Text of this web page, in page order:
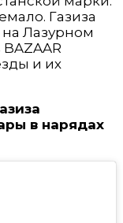
Газиза
Лазурном
и их
в нарядах